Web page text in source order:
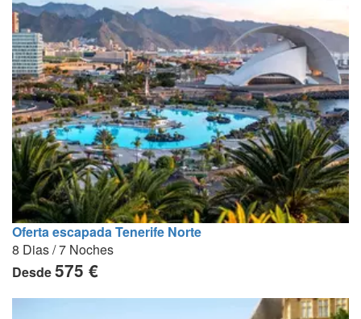
Oferta escapada Tenerife Norte
8 Dias / 7 Noches
Desde575 €